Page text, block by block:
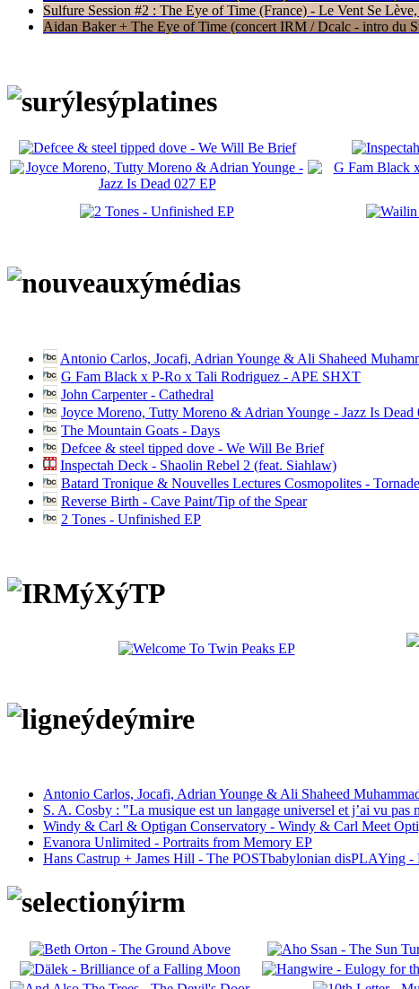
Sulfure Session #2 : The Eye of Time (France) - Le Vent Se
Aidan Baker + The Eye of Time (concert IRM / Dcalc - intro du
Antonio Carlos, Jocafi, Adrian Younge & Ali Shaheed
G Fam Black x P-Ro x Tali Rodriguez - APE SHXT
John Carpenter - Cathedral
Joyce Moreno, Tutty Moreno & Adrian Younge - Jazz Is Dead
The Mountain Goats - Days
Defcee & steel tipped dove - We Will Be Brief
Inspectah Deck - Shaolin Rebel 2 (feat. Siahlaw)
Batard Tronique & Nouvelles Lectures Cosmopolites -
Reverse Birth - Cave Paint/Tip of the Spear
2 Tones - Unfinished EP
Antonio Carlos, Jocafi, Adrian Younge & Ali Shaheed
S. A. Cosby : "La musique est un langage universel et j’ai vu pas
Windy & Carl & Optigan Conservatory - Windy & Carl Meet
Evanora Unlimited - Portraits from Memory EP
Hans Castrup + James Hill - The POSTbabylonian disPLAYing -